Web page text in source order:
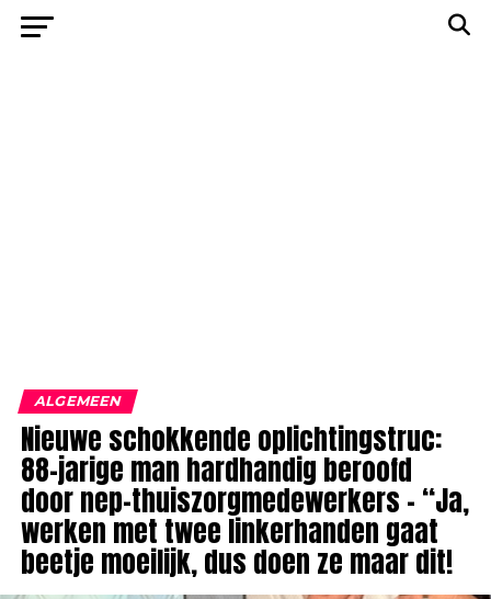
ALGEMEEN
Nieuwe schokkende oplichtingstruc:
88-jarige man hardhandig beroofd
door nep-thuiszorgmedewerkers – “Ja,
werken met twee linkerhanden gaat
beetje moeilijk, dus doen ze maar dit!